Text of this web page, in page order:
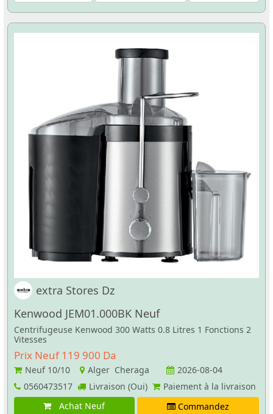
extra Stores Dz
Kenwood JEM01.000BK Neuf
Centrifugeuse Kenwood 300 Watts 0.8 Litres 1 Fonctions 2
Vitesses
Prix Neuf 119 900 Da
Neuf 10/10 Alger Cheraga
2026-08-04
0560473517
Livraison (Oui)
Paiement à la livraison
Achat Neuf
Commandez